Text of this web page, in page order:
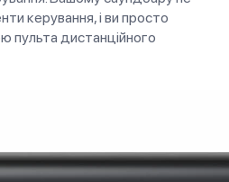
керування, і ви просто
пульта дистанційного